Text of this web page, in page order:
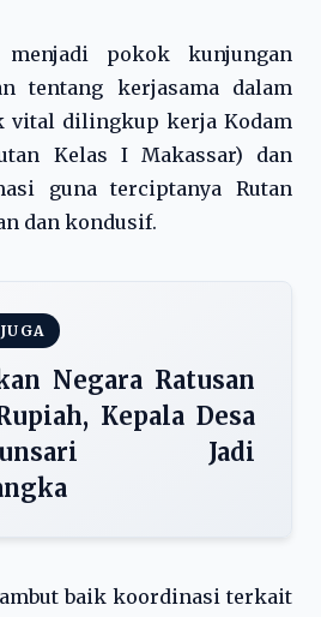
pokok kunjungan
tentang kerjasama dalam
vital dilingkup kerja Kodam
Kelas I Makassar) dan
guna terciptanya Rutan
dan kondusif.
Negara Ratusan
Kepala Desa
Jadi
baik koordinasi terkait